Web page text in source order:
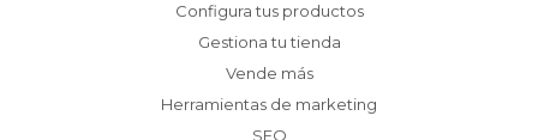
Configura tus productos
Gestiona tu tienda
Vende más
Herramientas de marketing
SEO